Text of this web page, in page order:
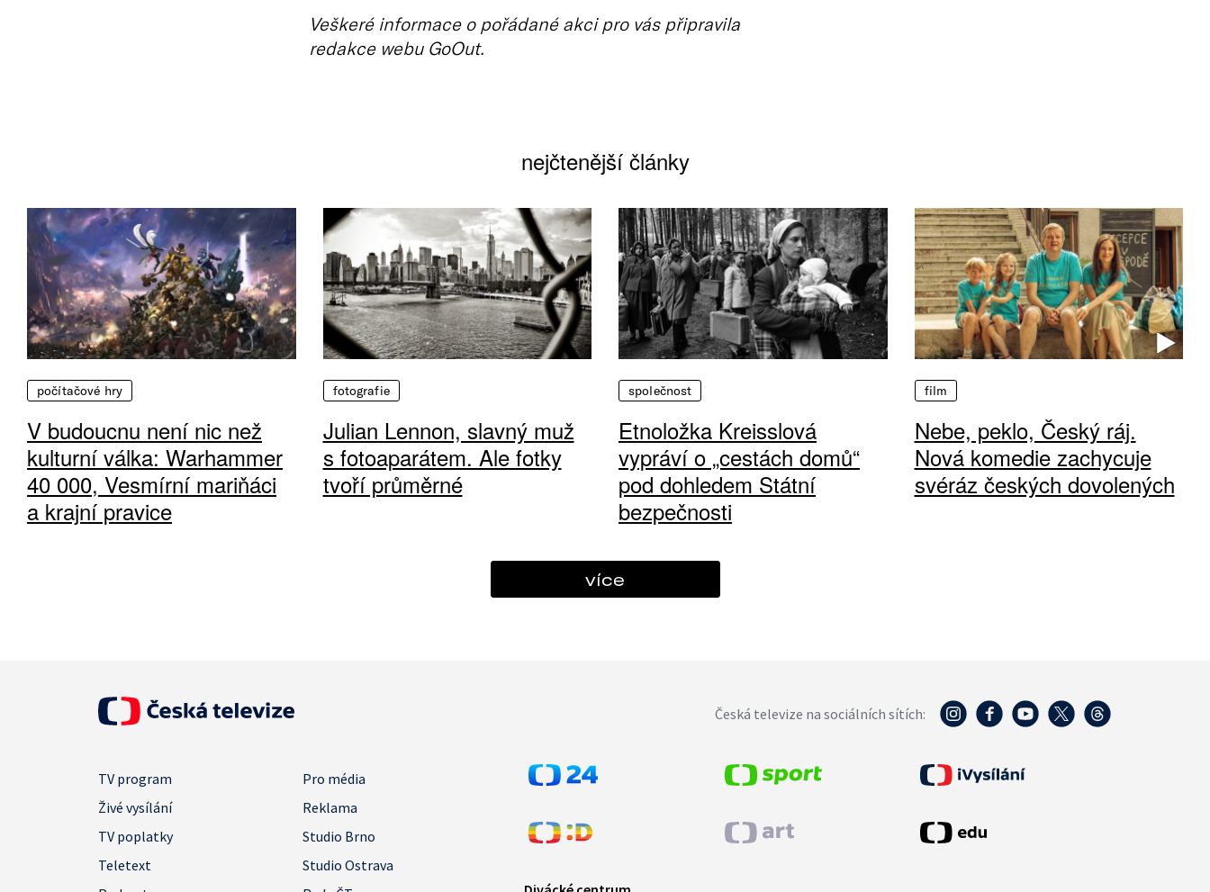
Veškeré informace o pořádané akci pro vás připravila
redakce webu GoOut.
nejčtenější články
počítačové hry
V budoucnu není nic než
kulturní válka: Warhammer
40 000, Vesmírní mariňáci
a krajní pravice
fotografie
Julian Lennon, slavný muž
s fotoaparátem. Ale fotky
tvoří průměrné
společnost
Etnoložka Kreisslová
vypráví o „cestách domů“
pod dohledem Státní
bezpečnosti
film
Nebe, peklo, Český ráj.
Nová komedie zachycuje
svéráz českých dovolených
více
Česká televize na sociálních sítích:
TV program
Pro média
Živé vysílání
Reklama
TV poplatky
Studio Brno
Teletext
Studio Ostrava